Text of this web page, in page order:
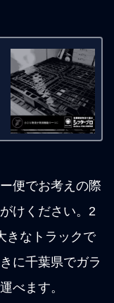
便でお考えの際
けください。2
きなトラックで
に千葉県でガラ
べます。